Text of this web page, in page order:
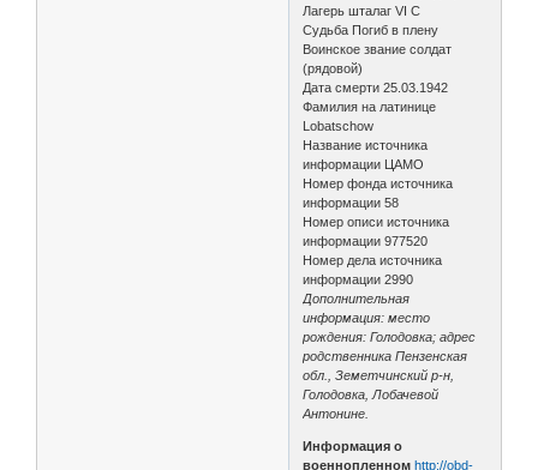
Лагерь шталаг VI C
Судьба Погиб в плену
Воинское звание солдат
(рядовой)
Дата смерти 25.03.1942
Фамилия на латинице
Lobatschow
Название источника
информации ЦАМО
Номер фонда источника
информации 58
Номер описи источника
информации 977520
Номер дела источника
информации 2990
Дополнительная
информация: место
рождения: Голодовка; адрес
родственника Пензенская
обл., Земетчинский р-н,
Голодовка, Лобачевой
Антонине.
Информация о
военнопленном http://obd-